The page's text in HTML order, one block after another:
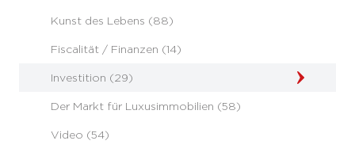
Kunst des Lebens (88)
Fiscalität / Finanzen (14)
Investition (29)
Der Markt für Luxusimmobilien (58)
Video (54)